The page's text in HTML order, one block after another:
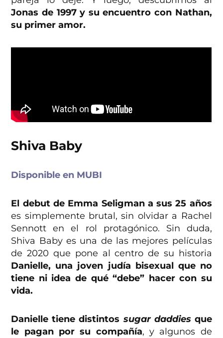
Jonas de 1997 y su encuentro con Nathan,
su primer amor.
Shiva Baby
Disponible en MUBI
El debut de Emma Seligman a sus 25 años
es simplemente brutal, sin olvidar a Rachel
Sennott en el rol protagónico. Sin duda,
Shiva Baby es una de las mejores películas
de 2020 que pone al centro de su historia
Danielle, una joven judía bisexual que no
tiene ni idea de qué “debe” hacer con su
vida.
Danielle tiene distintos sugar daddiesque
le pagan por su compañía, y algunos de